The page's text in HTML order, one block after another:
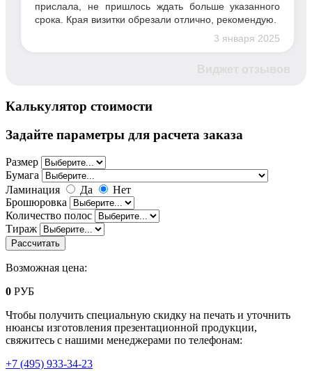
прислала, не пришлось ждать больше указанного
срока. Края визитки обрезали отлично, рекомендую.
3 января 2025
Калькулятор стоимости
Задайте параметры для расчета заказа
Размер
Бумага
Ламинация
Да
Нет
Брошюровка
Количество полос
Тираж
Возможная цена:
0 РУБ
Чтобы получить специальную скидку на печать и уточнить
нюансы изготовления презентационной продукции,
свяжитесь с нашими менеджерами по телефонам:
+7 (495) 933-34-23